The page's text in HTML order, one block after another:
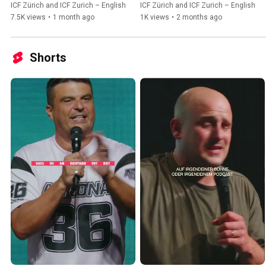
with Leo Bigger
ICF Zürich and ICF Zurich – English
7.5K views • 1 month ago
Bigger
ICF Zürich and ICF Zurich – English
1K views • 2 months ago
Shorts